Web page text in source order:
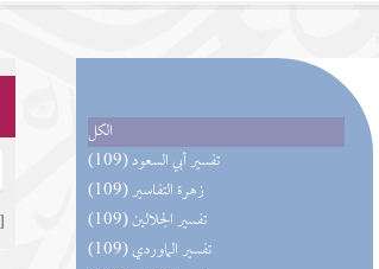
الكل
(109) تفسير أبي السعود
(109) زهرة التفاسير
(109) تفسير الجلالين
(109) تفسير الماوردي